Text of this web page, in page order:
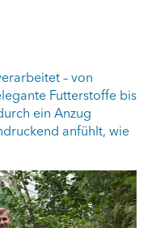
– von
Futterstoffe bis
ein Anzug
anfühlt, wie